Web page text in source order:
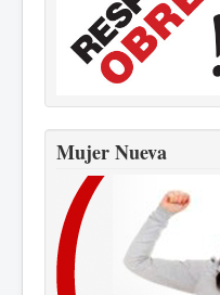
Mujer Nueva